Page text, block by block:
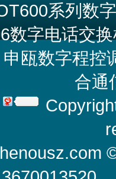
系列数
数字电话交
申瓯数字程控
合通